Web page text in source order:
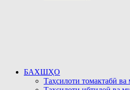
БАХШҲО
Таҳсилоти томактабӣ